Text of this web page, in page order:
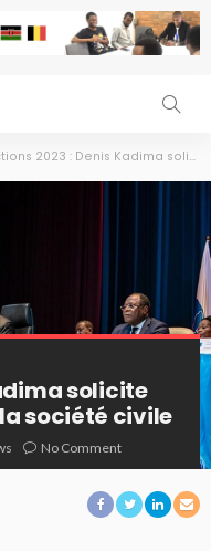
: Denis Kadima solicite l’accompagnement de la société civile
solicite
société civile
No Comment